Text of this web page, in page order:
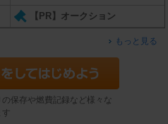
【PR】オークション
もっと見る
保存や燃費記録など様々な
す